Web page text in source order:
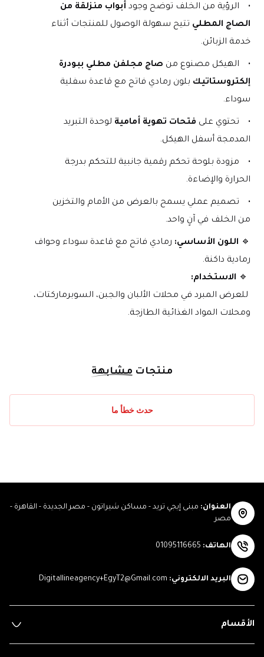
الرؤية من الخلف توضح وجود
الصاج المطلي
خدمة الزبائن.
الهيكل مصنوع من
إلكتروستاتيك
سوداء.
تحتوي على فتحات تهوية أمامية
المدمجة أسفل الهيكل.
الحرارة والإضاءة.
من الخلف في آنٍ واحد.
🔹 اللون الأساسي:
رمادية داكنة.
الاستخدام:
ومحلات المواد الغذائية الطازجة.
منتجات مشابهة
حدث خطأ ما
العنوان: مبنى إيجي تريد - مساكن شيراتون - مصر الجديدة - القاهرة -
مصر
الهاتف:
01095116665
البريد الالكتروني:
Digitallineagency+EgyT2@Gmail.com
الأقسام